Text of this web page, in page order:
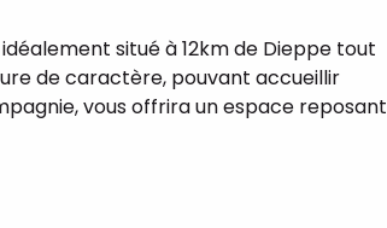
situé à 12km de Dieppe tout
de caractère, pouvant accueillir
vous offrira un espace reposant